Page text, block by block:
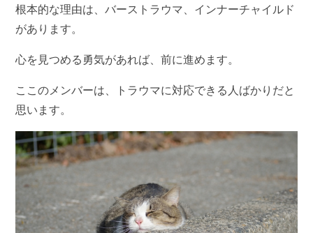
根本的な理由は、バーストラウマ、インナーチャイルド
があります。
心を見つめる勇気があれば、前に進めます。
ここのメンバーは、トラウマに対応できる人ばかりだと
思います。